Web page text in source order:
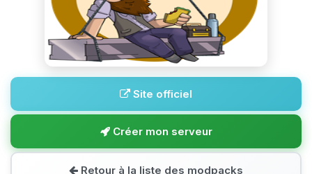
Site officiel
Créer mon serveur
Retour à la liste des modpacks